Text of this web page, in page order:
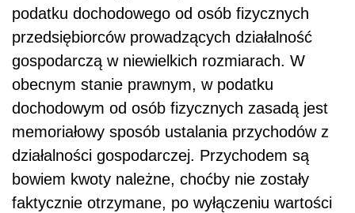
podatku dochodowego od osób fizycznych
przedsiębiorców prowadzących działalność
gospodarczą w niewielkich rozmiarach. W
obecnym stanie prawnym, w podatku
dochodowym od osób fizycznych zasadą jest
memoriałowy sposób ustalania przychodów z
działalności gospodarczej. Przychodem są
bowiem kwoty należne, choćby nie zostały
faktycznie otrzymane, po wyłączeniu wartości